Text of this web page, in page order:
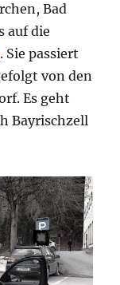
Bad
auf die
. Sie passiert
von den
Es geht
Bayrischzell